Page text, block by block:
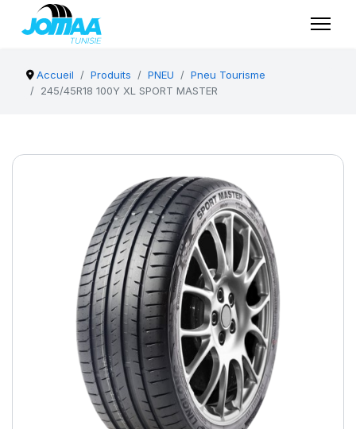
Accueil Produits PNEU
Pneu Tourisme
245/45R18 100Y XL SPORT MASTER